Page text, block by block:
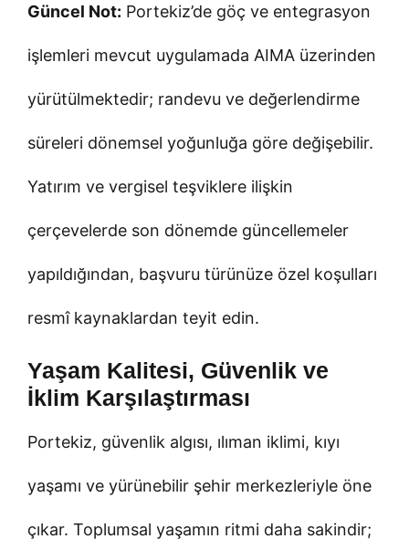
Güncel Not: Portekiz’de göç ve entegrasyon
işlemleri mevcut uygulamada AIMA üzerinden
yürütülmektedir; randevu ve değerlendirme
süreleri dönemsel yoğunluğa göre değişebilir.
Yatırım ve vergisel teşviklere ilişkin
çerçevelerde son dönemde güncellemeler
yapıldığından, başvuru türünüze özel koşulları
resmî kaynaklardan teyit edin.
Yaşam Kalitesi, Güvenlik ve
İklim Karşılaştırması
Portekiz, güvenlik algısı, ılıman iklimi, kıyı
yaşamı ve yürünebilir şehir merkezleriyle öne
çıkar. Toplumsal yaşamın ritmi daha sakindir;